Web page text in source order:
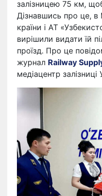
залізницею 75 км,
Дізнавшись про це, в
країни і АТ
вирішили видати їй
проїзд. Про це
журнал Railway
медіацентр залізниці